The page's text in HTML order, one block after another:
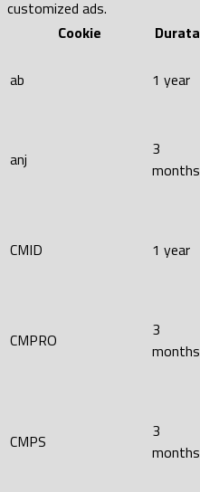
customized ads.
Cookie
Durata
ab 1 year
anj
3
months
CMID 1 year
CMPRO
3
months
CMPS
3
months